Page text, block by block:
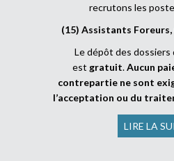
recrutons les
(15) Assistants
Le dépôt des dossiers
est gratuit.Aucun
contrepartie ne sont
l’acceptation ou du
LIRE LA